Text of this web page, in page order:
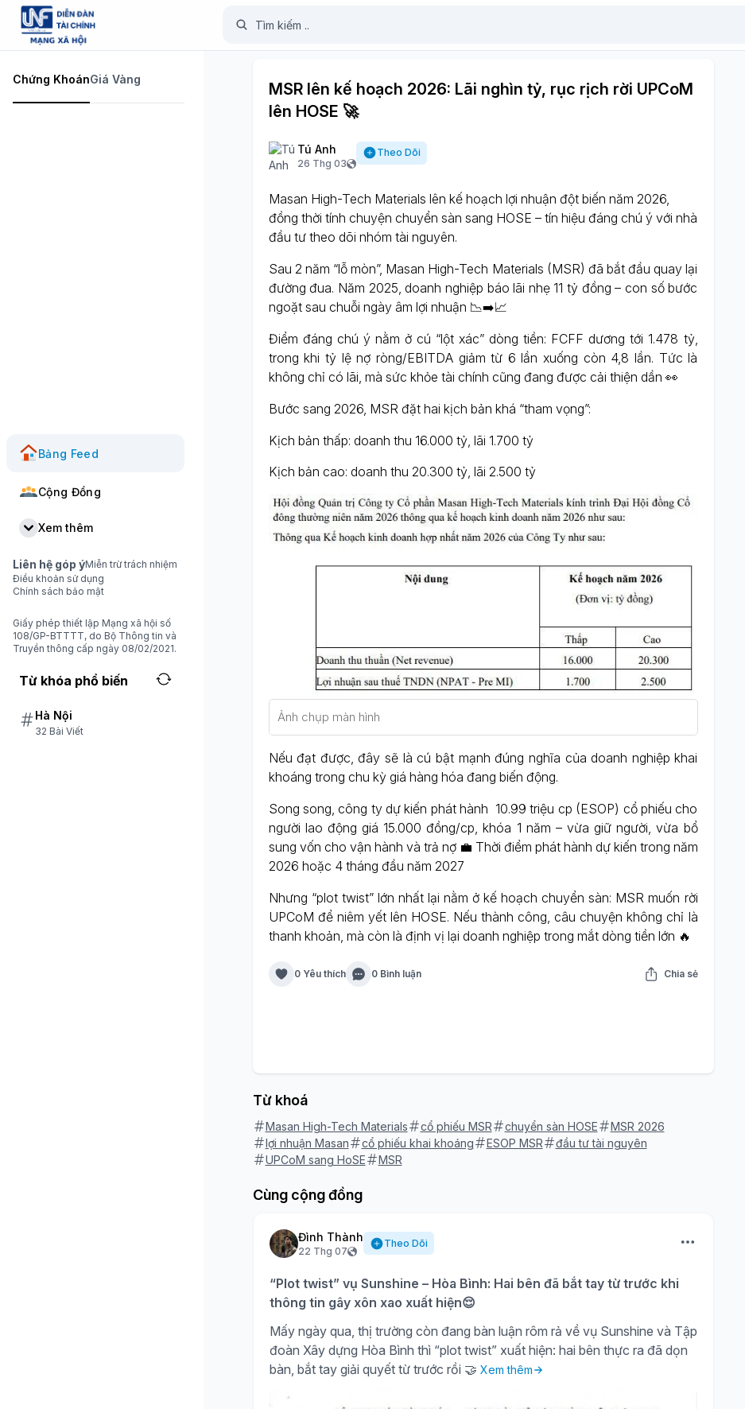
Chứng KhoánGiá Vàng
Bảng Feed
Cộng Đồng
Xem thêm
Liên hệ góp ýMiễn trừ trách nhiệm
Điều khoản sử dụng
Chính sách bảo mật
Giấy phép thiết lập Mạng xã hội số
108/GP-BTTTT, do Bộ Thông tin và
Truyền thông cấp ngày 08/02/2021.
Từ khóa phổ biến
Hà Nội
32 Bài Viết
MSR lên kế hoạch 2026: Lãi nghìn tỷ, rục rịch rời UPCoM
lên HOSE 🚀
Tú Anh
26 Thg 03
Theo Dõi
Masan High-Tech Materials lên kế hoạch lợi nhuận đột biến năm 2026,
đồng thời tính chuyện chuyển sàn sang HOSE – tín hiệu đáng chú ý với nhà
đầu tư theo dõi nhóm tài nguyên.
Sau 2 năm “lỗ mòn”, Masan High-Tech Materials (MSR) đã bắt đầu quay lại
đường đua. Năm 2025, doanh nghiệp báo lãi nhẹ 11 tỷ đồng – con số bước
ngoặt sau chuỗi ngày âm lợi nhuận 📉➡️📈
Điểm đáng chú ý nằm ở cú “lột xác” dòng tiền: FCFF dương tới 1.478 tỷ,
trong khi tỷ lệ nợ ròng/EBITDA giảm từ 6 lần xuống còn 4,8 lần. Tức là
không chỉ có lãi, mà sức khỏe tài chính cũng đang được cải thiện dần 👀
Bước sang 2026, MSR đặt hai kịch bản khá “tham vọng”:
Kịch bản thấp: doanh thu 16.000 tỷ, lãi 1.700 tỷ
Kịch bản cao: doanh thu 20.300 tỷ, lãi 2.500 tỷ
Ảnh chụp màn hình
Nếu đạt được, đây sẽ là cú bật mạnh đúng nghĩa của doanh nghiệp khai
khoáng trong chu kỳ giá hàng hóa đang biến động.
Song song, công ty dự kiến phát hành 10.99 triệu cp (ESOP) cổ phiếu cho
người lao động giá 15.000 đồng/cp, khóa 1 năm – vừa giữ người, vừa bổ
sung vốn cho vận hành và trả nợ 💼 Thời điểm phát hành dự kiến trong năm
2026 hoặc 4 tháng đầu năm 2027
Nhưng “plot twist” lớn nhất lại nằm ở kế hoạch chuyển sàn: MSR muốn rời
UPCoM để niêm yết lên HOSE. Nếu thành công, câu chuyện không chỉ là
thanh khoản, mà còn là định vị lại doanh nghiệp trong mắt dòng tiền lớn 🔥
0 Yêu thích 0 Bình luận Chia sẻ
Từ khoá
Masan High-Tech Materials cổ phiếu MSR chuyển sàn HOSE
MSR 2026
lợi nhuận Masan
cổ phiếu khai khoáng ESOP MSR
đầu tư tài nguyên
UPCoM sang HoSE
MSR
Cùng cộng đồng
Đình Thành
22 Thg 07
Theo Dõi
“Plot twist” vụ Sunshine – Hòa Bình: Hai bên đã bắt tay từ trước khi
thông tin gây xôn xao xuất hiện😌
Mấy ngày qua, thị trường còn đang bàn luận rôm rả về vụ Sunshine và Tập
đoàn Xây dựng Hòa Bình thì “plot twist” xuất hiện: hai bên thực ra đã dọn
bàn, bắt tay giải quyết từ trước rồi 🤝 Xem thêm